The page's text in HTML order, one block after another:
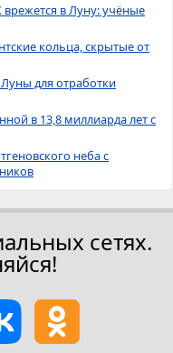
врежется в Луну: учёные
кольца, скрытые от
Луны для отработки
в 13,8 миллиарда лет с
неба с
сетях.